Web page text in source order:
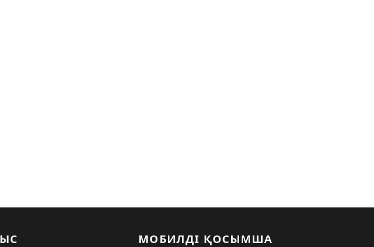
МОБИЛДІ ҚОСЫМША